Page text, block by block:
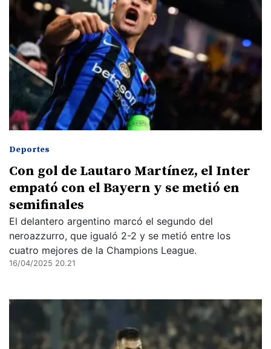
Deportes
Con gol de Lautaro Martínez, el Inter
empató con el Bayern y se metió en
semifinales
El delantero argentino marcó el segundo del
neroazzurro, que igualó 2-2 y se metió entre los
cuatro mejores de la Champions League.
16/04/2025 20.21